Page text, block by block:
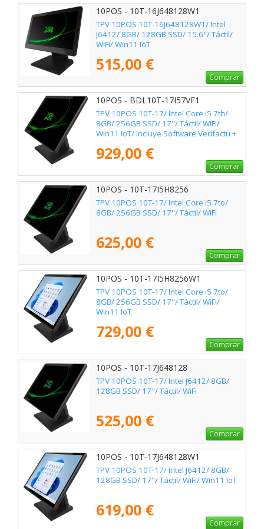
10POS - 10T-16J648128W1
TPV 10POS 10T-16J648128W1/ Intel
J6412/ 8GB/ 128GB SSD/ 15.6"/ Táctil/
WiFi/ Win11 IoT
515,00 €
Comprar
10POS - BDL10T-17I57VF1
TPV 10POS 10T-17/ Intel Core i5 7th/
8GB/ 256GB SSD/ 17"/ Táctil/ WiFi/
Win11 IoT/ Incluye Software Verifactu +
929,00 €
Comprar
10POS - 10T-17I5H8256
TPV 10POS 10T-17/ Intel Core i5 7to/
8GB/ 256GB SSD/ 17"/ Táctil/ WiFi
625,00 €
Comprar
10POS - 10T-17I5H8256W1
TPV 10POS 10T-17/ Intel Core i5 7to/
8GB/ 256GB SSD/ 17"/ Táctil/ WiFi/
Win11 IoT
729,00 €
Comprar
10POS - 10T-17J648128
TPV 10POS 10T-17/ Intel J6412/ 8GB/
128GB SSD/ 17"/ Táctil/ WiFi
525,00 €
Comprar
10POS - 10T-17J648128W1
TPV 10POS 10T-17/ Intel J6412/ 8GB/
128GB SSD/ 17"/ Táctil/ WiFi/ Win11 IoT
619,00 €
Comprar